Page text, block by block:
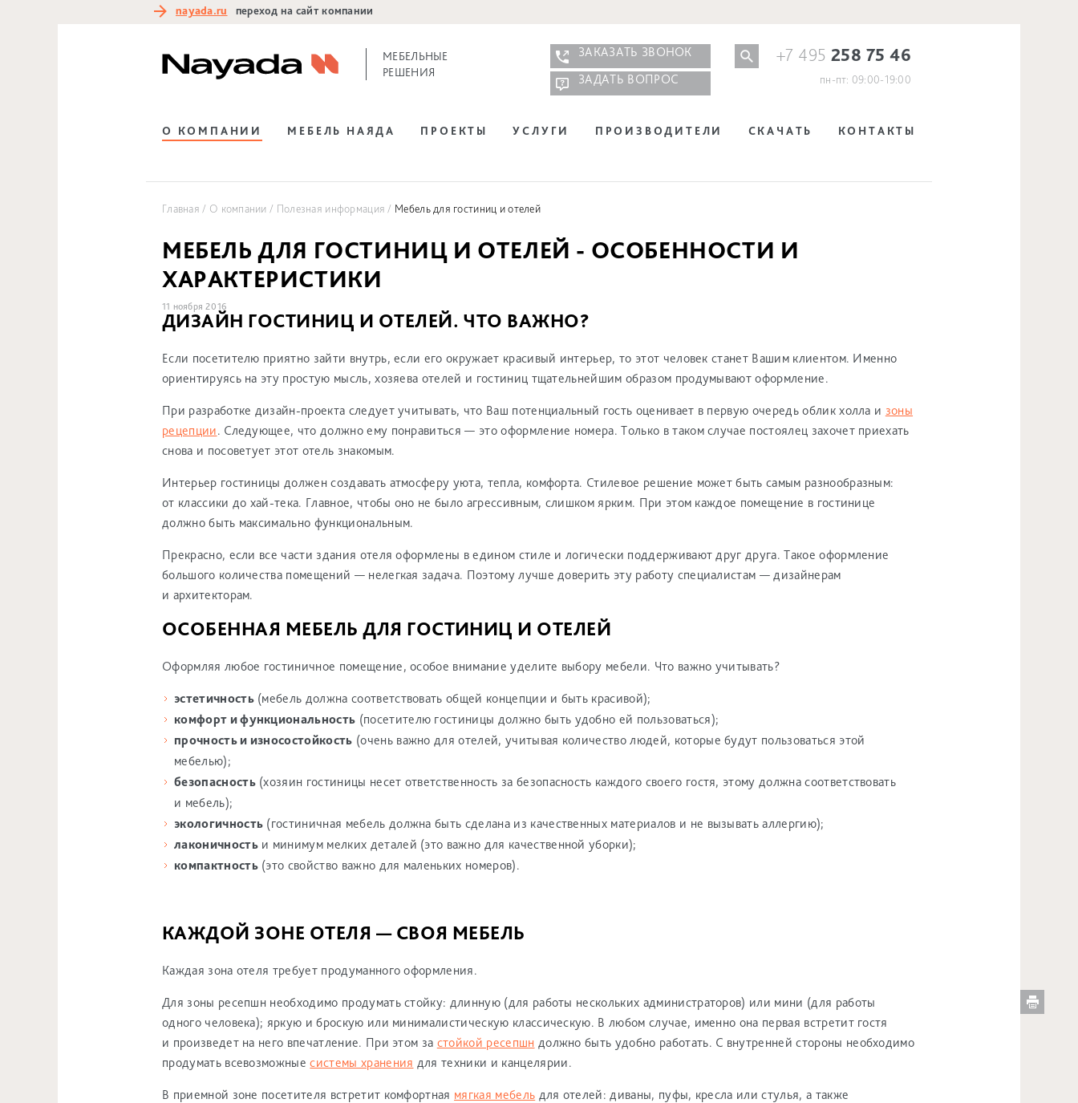
nayada.ru переход на сайт компании
МЕБЕЛЬНЫЕ
РЕШЕНИЯ
ЗАКАЗАТЬ ЗВОНОК
ЗАДАТЬ ВОПРОС
+7 495258 75 46
пн-пт: 09:00-19:00
О КОМПАНИИ МЕБЕЛЬ НАЯДА ПРОЕКТЫ УСЛУГИ ПРОИЗВОДИТЕЛИ СКАЧАТЬ КОНТАКТЫ
Главная О компании Полезная информация Мебель для гостиниц и отелей
МЕБЕЛЬ ДЛЯ ГОСТИНИЦ И ОТЕЛЕЙ - ОСОБЕННОСТИ И
ХАРАКТЕРИСТИКИ
11 ноября 2016
ДИЗАЙН ГОСТИНИЦ И ОТЕЛЕЙ. ЧТО ВАЖНО?
Если посетителю приятно зайти внутрь, если его окружает красивый интерьер, то этот человек станет Вашим клиентом. Именно
ориентируясь на эту простую мысль, хозяева отелей и гостиниц тщательнейшим образом продумывают оформление.
При разработке дизайн-проекта следует учитывать, что Ваш потенциальный гость оценивает в первую очередь облик холла и зоны
рецепции. Следующее, что должно ему понравиться — это оформление номера. Только в таком случае постоялец захочет приехать
снова и посоветует этот отель знакомым.
Интерьер гостиницы должен создавать атмосферу уюта, тепла, комфорта. Стилевое решение может быть самым разнообразным:
от классики до хай-тека. Главное, чтобы оно не было агрессивным, слишком ярким. При этом каждое помещение в гостинице
должно быть максимально функциональным.
Прекрасно, если все части здания отеля оформлены в едином стиле и логически поддерживают друг друга. Такое оформление
большого количества помещений — нелегкая задача. Поэтому лучше доверить эту работу специалистам — дизайнерам
и архитекторам.
ОСОБЕННАЯ МЕБЕЛЬ ДЛЯ ГОСТИНИЦ И ОТЕЛЕЙ
Оформляя любое гостиничное помещение, особое внимание уделите выбору мебели. Что важно учитывать?
эстетичность(мебель должна соответствовать общей концепции и быть красивой);
комфорт и функциональность (посетителю гостиницы должно быть удобно ей пользоваться);
прочность и износостойкость (очень важно для отелей, учитывая количество людей, которые будут пользоваться этой
мебелью);
безопасность(хозяин гостиницы несет ответственность за безопасность каждого своего гостя, этому должна соответствовать
и мебель);
экологичность (гостиничная мебель должна быть сделана из качественных материалов и не вызывать аллергию);
лаконичностьи минимум мелких деталей (это важно для качественной уборки);
компактность(это свойство важно для маленьких номеров).
КАЖДОЙ ЗОНЕ ОТЕЛЯ — СВОЯ МЕБЕЛЬ
Каждая зона отеля требует продуманного оформления.
Для зоны ресепшн необходимо продумать стойку: длинную (для работы нескольких администраторов) или мини (для работы
одного человека); яркую и броскую или минималистическую классическую. В любом случае, именно она первая встретит гостя
и произведет на него впечатление. При этом за стойкой ресепшн должно быть удобно работать. С внутренней стороны необходимо
продумать всевозможныесистемы хранения для техники и канцелярии.
В приемной зоне посетителя встретит комфортная мягкая мебель для отелей: диваны, пуфы, кресла или стулья, а также